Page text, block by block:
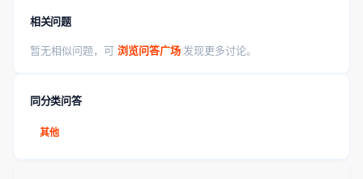
相关问题
暂无相似问题，可 浏览问答广场 发现更多讨论。
同分类问答
其他